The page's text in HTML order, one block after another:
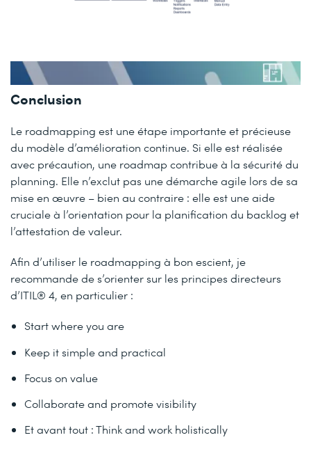
Conclusion
Le roadmapping est une étape importante et précieuse
du modèle d’amélioration continue. Si elle est réalisée
avec précaution, une roadmap contribue à la sécurité du
planning. Elle n’exclut pas une démarche agile lors de sa
mise en œuvre – bien au contraire : elle est une aide
cruciale à l’orientation pour la planification du backlog et
l’attestation de valeur.
Afin d’utiliser le roadmapping à bon escient, je
recommande de s’orienter sur les principes directeurs
d’ITIL® 4, en particulier :
Start where you are
Keep it simple and practical
Focus on value
Collaborate and promote visibility
Et avant tout : Think and work holistically